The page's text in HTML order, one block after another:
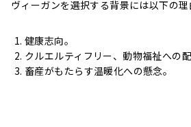
ヴィーガンを選択する背景には以下の理
健康志向。
クルエルティフリー、動物福祉への配
畜産がもたらす温暖化への懸念。